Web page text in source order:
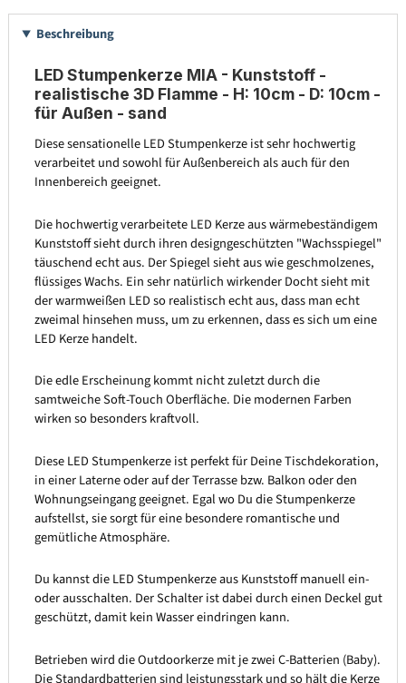
Beschreibung
LED Stumpenkerze MIA - Kunststoff -
realistische 3D Flamme - H: 10cm - D: 10cm -
für Außen - sand
Diese sensationelle LED Stumpenkerze ist sehr hochwertig
verarbeitet und sowohl für Außenbereich als auch für den
Innenbereich geeignet.
Die hochwertig verarbeitete LED Kerze aus wärmebeständigem
Kunststoff sieht durch ihren designgeschützten "Wachsspiegel"
täuschend echt aus. Der Spiegel sieht aus wie geschmolzenes,
flüssiges Wachs. Ein sehr natürlich wirkender Docht sieht mit
der warmweißen LED so realistisch echt aus, dass man echt
zweimal hinsehen muss, um zu erkennen, dass es sich um eine
LED Kerze handelt.
Die edle Erscheinung kommt nicht zuletzt durch die
samtweiche Soft-Touch Oberfläche. Die modernen Farben
wirken so besonders kraftvoll.
Diese LED Stumpenkerze ist perfekt für Deine Tischdekoration,
in einer Laterne oder auf der Terrasse bzw. Balkon oder den
Wohnungseingang geeignet. Egal wo Du die Stumpenkerze
aufstellst, sie sorgt für eine besondere romantische und
gemütliche Atmosphäre.
Du kannst die LED Stumpenkerze aus Kunststoff manuell ein-
oder ausschalten. Der Schalter ist dabei durch einen Deckel gut
geschützt, damit kein Wasser eindringen kann.
Betrieben wird die Outdoorkerze mit je zwei C-Batterien (Baby).
Die Standardbatterien sind leistungsstark und so hält die Kerze